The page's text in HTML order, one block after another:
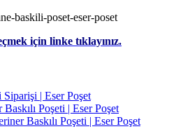
için linke tıklayınız.
Siparişi | Eser Poşet
Poşeti | Eser Poşet
Baskılı Poşeti | Eser Poşet